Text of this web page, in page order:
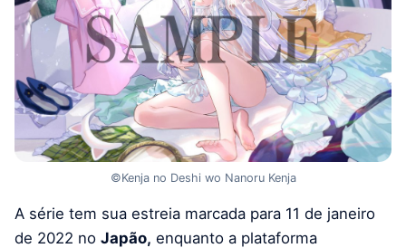
©Kenja no Deshi wo Nanoru Kenja
A série tem sua estreia marcada para 11 de janeiro
de 2022 no Japão, enquanto a plataforma